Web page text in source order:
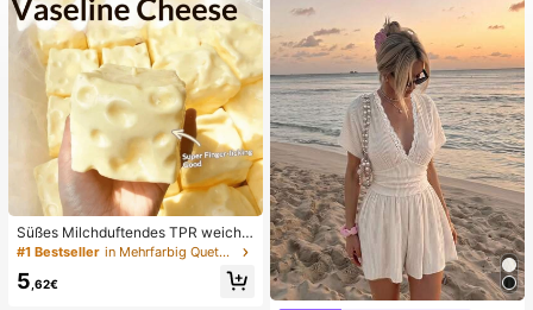
Süßes Milchduftendes TPR weiche
s quetschbares Dumpling-förmiges
Stressabbau-Spielzeug, 5cm niedli
ches lustiges Quetsch-Stressabbau
#1 Bestseller in Mehrfarbig Quetschspielzeug für Teenager
5 ,62€